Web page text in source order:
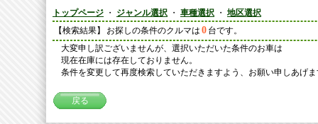
トップページ ・ ジャンル選択 ・ 車種選択 ・ 地区選択
【検索結果】
お探しの条件のクルマは 0 台です。
大変申し訳ございませんが、選択いただいた条件のお車は
現在在庫には存在しておりません。
条件を変更して再度検索していただきますよう、お願い申しあげ
戻る